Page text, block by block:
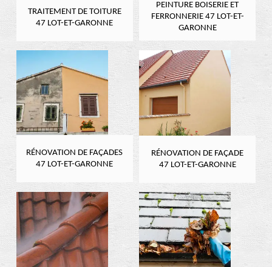
TRAITEMENT DE TOITURE
47 LOT-ET-GARONNE
PEINTURE BOISERIE ET
FERRONNERIE 47 LOT-ET-
GARONNE
RÉNOVATION DE FAÇADES
47 LOT-ET-GARONNE
RÉNOVATION DE FAÇADE
47 LOT-ET-GARONNE